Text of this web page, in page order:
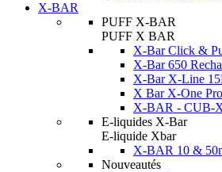
X-BAR
PUFF X-BAR
PUFF X BAR
X-Bar Click &
X-Bar 650
X-Bar X-Line
X Bar X-One
X-BAR - CUB-
E-liquides X-Bar
E-liquide Xbar
X-BAR 10 &
Nouveautés